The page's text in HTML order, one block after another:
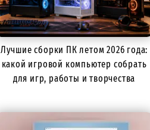
Лучшие сборки ПК летом 2026 года:
какой игровой компьютер собрать
для игр, работы и творчества